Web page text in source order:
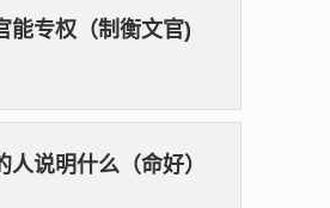
能专权（制衡文官)
人说明什么（命好）